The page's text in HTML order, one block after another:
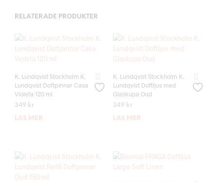
RELATERADE PRODUKTER
K. Lundqvist Stockholm K.
Lundqvist Doftpinnar Casa
Violeta 120 ml
349 kr
LÄS MER
K. Lundqvist Stockholm K.
Lundqvist Doftljus med
Glaskupa Oud
349 kr
LÄS MER